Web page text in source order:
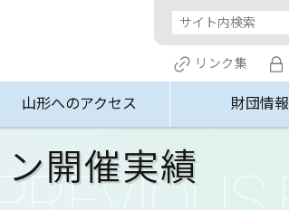
山形へのアクセス 財団情報
リンク集
開催実績